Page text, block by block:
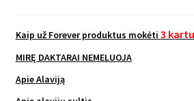
Kaip už Forever produktus mokėti 3
MIRĘ DAKTARAI NEMELUOJA
Apie Alaviją